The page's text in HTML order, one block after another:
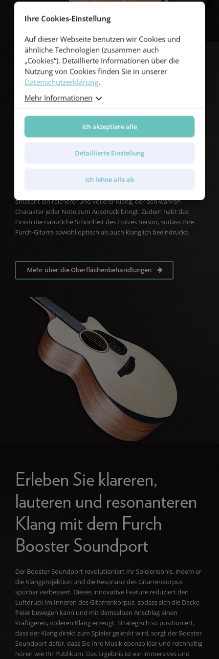
Lassen Sie jede Note
erstrahlen mit Furchs
resonanzförderndem
ultradünnen Lack versehen, der nicht nur schützt, sondern auch
entsteht ein reicherer und vollerer Klang, der den wahren
Charakter jeder Note zum Ausdruck bringt. Zudem hebt das
Finish die natürliche Schönheit des Holzes hervor, sodass Ihre
Furch-Gitarre sowohl optisch als auch klanglich beeindruckt.
Mehr über die Oberflächenbehandlungen
Erleben Sie klareren,
lauteren und resonanteren
Klang mit dem Furch
Booster Soundport
Der Booster Soundport revolutioniert Ihr Spielerlebnis, indem er
die Klangprojektion und die Resonanz des Gitarrenkorpus
spürbar verbessert. Dieses innovative Feature reduziert den
Luftdruck im Inneren des Gitarrenkorpus, sodass sich die Decke
freier bewegen kann und mit demselben Anschlag einen
kräftigeren, volleren Klang erzeugt. Strategisch so positioniert,
dass der Klang direkt zum Spieler gelenkt wird, sorgt der Booster
Soundport dafür, dass Sie Ihre Musik ebenso klar und reichhaltig
hören wie Ihr Publikum. Das Ergebnis ist ein immersives und
Ihre Cookies-Einstellung
Auf dieser Webseite benutzen wir Cookies und
ähnliche Technologien (zusammen auch
„Cookies“). Detaillierte Informationen über die
Nutzung von Cookies finden Sie in unserer
Datenschutzerklärung.
Mehr Informationen
Ich akzeptiere alle
Detaillierte Einstellung
Ich lehne alle ab